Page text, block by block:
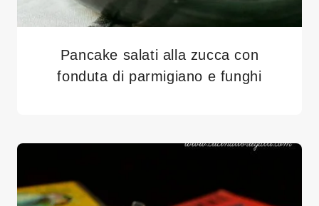
Pancake salati alla zucca con
fonduta di parmigiano e funghi